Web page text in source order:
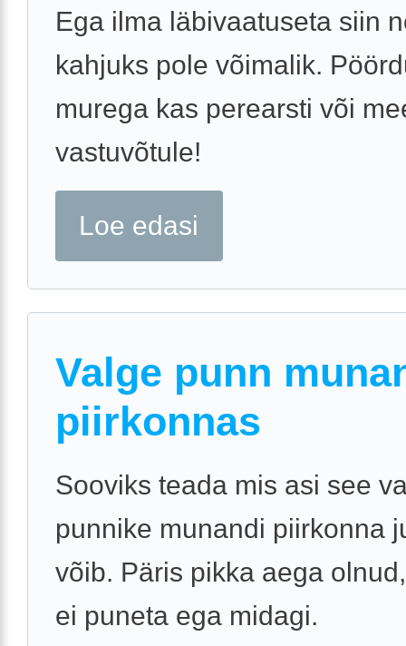
Ega ilma läbivaatuseta siin
kahjuks pole võimalik.
murega kas perearsti või
vastuvõtule!
Loe edasi
Valge punn
piirkonnas
Sooviks teada mis asi see
punnike munandi piirkonna
võib. Päris pikka aega
ei puneta ega midagi.